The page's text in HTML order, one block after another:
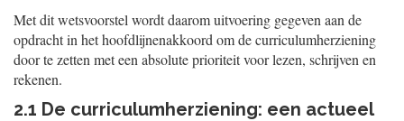
Met dit wetsvoorstel wordt daarom uitvoering gegeven aan de
opdracht in het hoofdlijnenakkoord om de curriculumherziening
door te zetten met een absolute prioriteit voor lezen, schrijven en
rekenen.
2.1 De curriculumherziening: een actueel